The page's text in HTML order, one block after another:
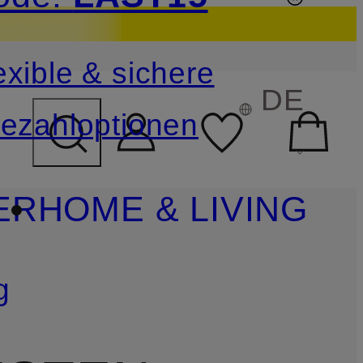
ÜBERSPRINGEN
& sichere
DE
HOME & LIVING